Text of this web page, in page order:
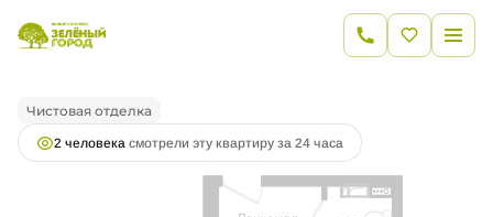
1-комнатная 8 599 283 руб.
Ипотекаот 30 854 руб.
Чистовая отделка
2 человекa смотрели эту квартиру за 24 часа